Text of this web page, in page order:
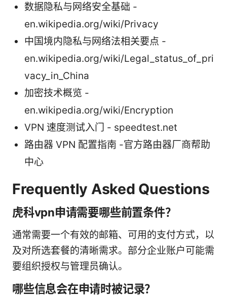
数据隐私与网络安全基础 -
en.wikipedia.org/wiki/Privacy
中国境内隐私与网络法相关要点 -
en.wikipedia.org/wiki/Legal_status_of_pri
vacy_in_China
加密技术概览 -
en.wikipedia.org/wiki/Encryption
VPN 速度测试入门 - speedtest.net
路由器 VPN 配置指南 -官方路由器厂商帮助
中心
Frequently Asked Questions
虎科vpn申请需要哪些前置条件？
通常需要一个有效的邮箱、可用的支付方式，以
及对所选套餐的清晰需求。部分企业账户可能需
要组织授权与管理员确认。
哪些信息会在申请时被记录？